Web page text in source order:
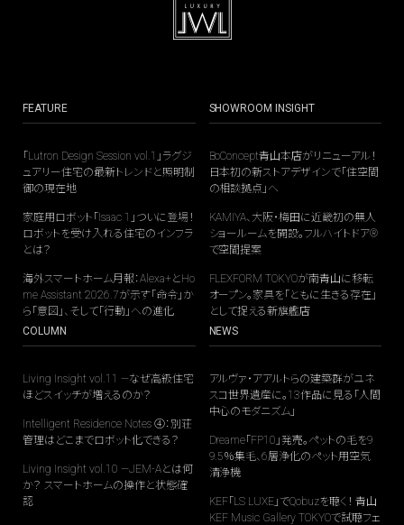
FEATURE
「Lutron Design Session vol.1」ラグジ
ュアリー住宅の最新トレンドと照明制
御の現在地
家庭用ロボット「Isaac 1」ついに登場！
ロボットを受け入れる住宅のインフラ
とは？
海外スマートホーム月報：Alexa+とHo
me Assistant 2026.7が示す「命令」か
ら「意図」、そして「行動」への進化
SHOWROOM INSIGHT
BoConcept青山本店がリニューアル！
日本初の新ストアデザインで「住空間
の相談拠点」へ
KAMIYA、大阪・梅田に近畿初の無人
ショールームを開設。フルハイトドア®
で空間提案
FLEXFORM TOKYOが南青山に移転
オープン。家具を「ともに生きる存在」
として捉える新旗艦店
COLUMN
Living Insight vol.11 —なぜ高級住宅
ほどスイッチが増えるのか？
Intelligent Residence Notes ④：別荘
管理はどこまでロボット化できる？
Living Insight vol.10 —JEM-Aとは何
か？ スマートホームの操作と状態確
認
NEWS
アルヴァ・アアルトらの建築群がユネ
スコ世界遺産に。13作品に見る「人間
中心のモダニズム」
Dreame「FP10」発売。ペットの毛を9
9.5％集毛、6層浄化のペット用空気
清浄機
KEF「LS LUXE」でQobuzを聴く！ 青山
KEF Music Gallery TOKYOで試聴フェ